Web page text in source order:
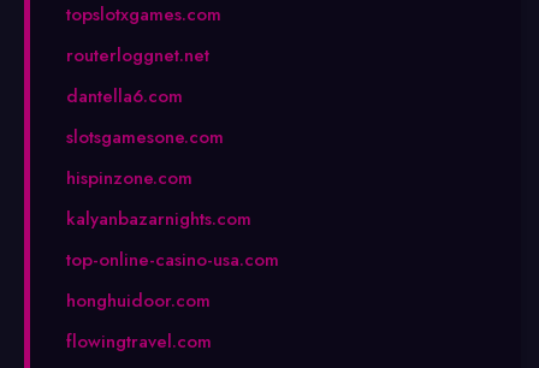
topslotxgames.com
routerloggnet.net
dantella6.com
slotsgamesone.com
hispinzone.com
kalyanbazarnights.com
top-online-casino-usa.com
honghuidoor.com
flowingtravel.com